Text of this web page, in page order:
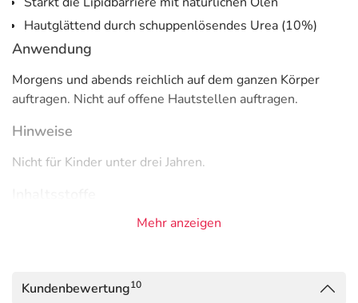
Hautglättend durch schuppenlösendes Urea (10%)
Anwendung
Morgens und abends reichlich auf dem ganzen Körper
auftragen. Nicht auf offene Hautstellen auftragen.
Hinweise
Nicht für Kinder unter drei Jahren.
Aqua, Octyldodecanol,Butylene Glycol,
Dipolyhydroxystearate, Glyceryl Oleate,Sodium Lactate,
Mehr anzeigen
Kundenbewertung10